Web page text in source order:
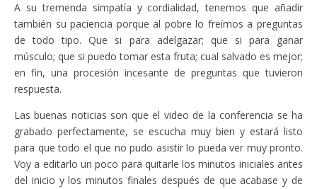
A su tremenda simpatía y cordialidad, tenemos que añadir
también su paciencia porque al pobre lo freímos a preguntas
de todo tipo. Que si para adelgazar; que si para ganar
músculo; que si puedo tomar esta fruta; cual salvado es mejor;
en fin, una procesión incesante de preguntas que tuvieron
respuesta.
Las buenas noticias son que el video de la conferencia se ha
grabado perfectamente, se escucha muy bien y estará listo
para que todo el que no pudo asistir lo pueda ver muy pronto.
Voy a editarlo un poco para quitarle los minutos iniciales antes
del inicio y los minutos finales después de que acabase y de